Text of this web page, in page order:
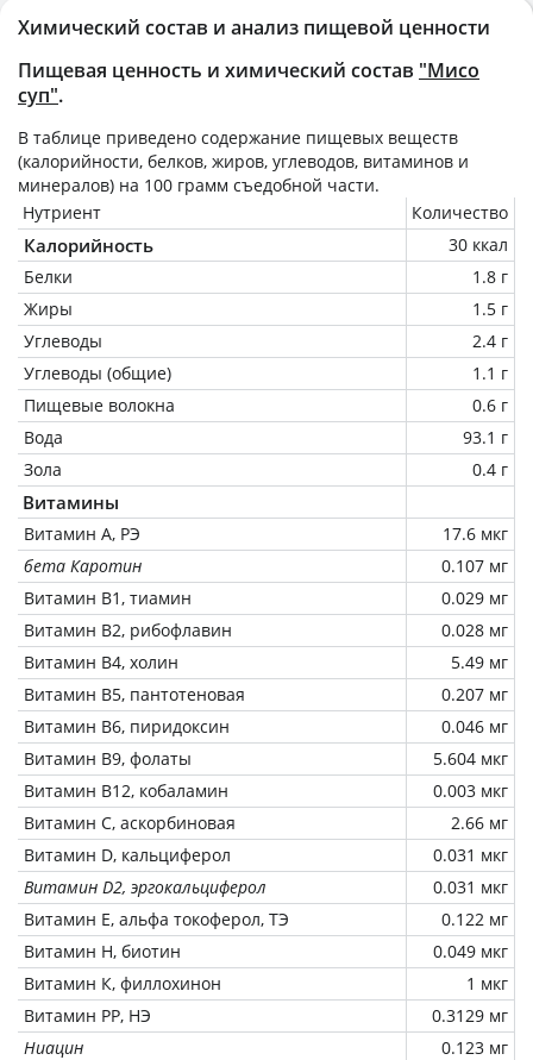
Химический состав и анализ пищевой ценности
Пищевая ценность и химический состав "Мисо
суп".
В таблице приведено содержание пищевых веществ
(калорийности, белков, жиров, углеводов, витаминов и
минералов) на 100 грамм съедобной части.
Нутриент
Количество
Калорийность
30 ккал
Белки
1.8 г
Жиры
1.5 г
Углеводы
2.4 г
Углеводы (общие)
1.1 г
Пищевые волокна
0.6 г
Вода
93.1 г
Зола
0.4 г
Витамины
Витамин А, РЭ
17.6 мкг
бета Каротин
0.107 мг
Витамин В1, тиамин
0.029 мг
Витамин В2, рибофлавин
0.028 мг
Витамин В4, холин
5.49 мг
Витамин В5, пантотеновая
0.207 мг
Витамин В6, пиридоксин
0.046 мг
Витамин В9, фолаты
5.604 мкг
Витамин В12, кобаламин
0.003 мкг
Витамин C, аскорбиновая
2.66 мг
Витамин D, кальциферол
0.031 мкг
Витамин D2, эргокальциферол
0.031 мкг
Витамин Е, альфа токоферол, ТЭ
0.122 мг
Витамин Н, биотин
0.049 мкг
Витамин К, филлохинон
1 мкг
Витамин РР, НЭ
0.3129 мг
Ниацин
0.123 мг